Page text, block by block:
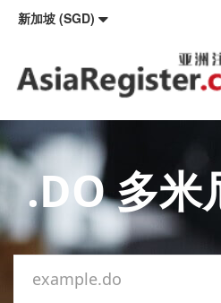
新加坡 (SGD)
.DO 多米